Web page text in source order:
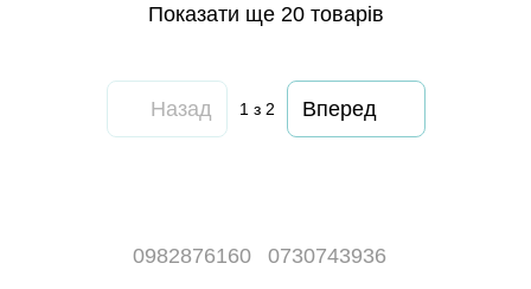
Показати ще 20 товарів
Назад 1 з 2 Вперед
0982876160 0730743936